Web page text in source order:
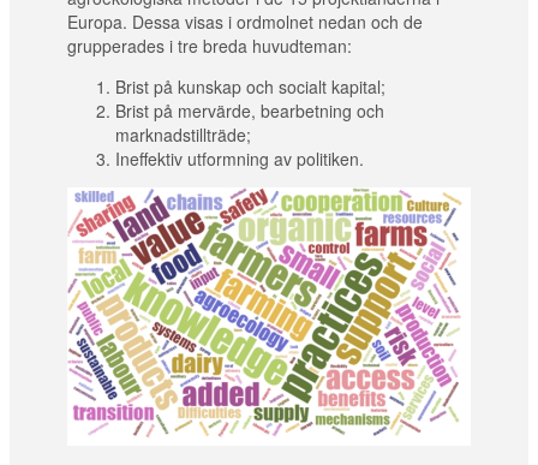
Europa. Dessa visas i ordmolnet nedan och de
grupperades i tre breda huvudteman:
Brist på kunskap och socialt kapital;
Brist på mervärde, bearbetning och
marknadstillträde;
Ineffektiv utformning av politiken.